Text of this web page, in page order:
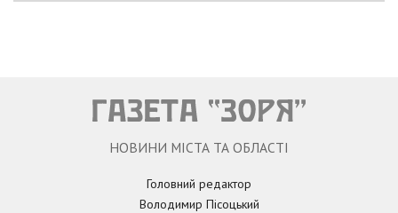
НОВИНИ МІСТА ТА ОБЛАСТІ
Головний редактор
Володимир Пісоцький